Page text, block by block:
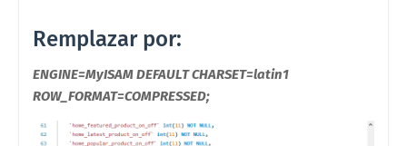
Remplazar por:
ENGINE=MyISAM DEFAULT CHARSET=latin1
ROW_FORMAT=COMPRESSED;